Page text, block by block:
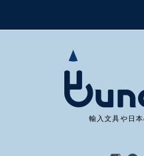
輸入文具や日